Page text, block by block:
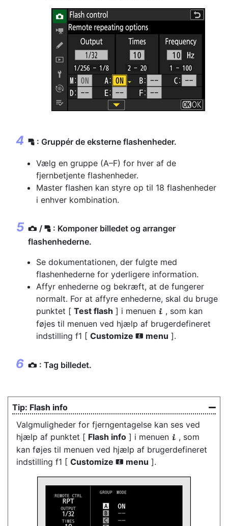
f : Gruppér de eksterne flashenheder.
Vælg en gruppe (A–F) for hver af de
fjernbetjente flashenheder.
Master flashen kan styre op til 18 flashenheder
i enhver kombination.
C / f : Komponer billedet og arranger
flashenhederne.
Se dokumentationen, der fulgte med
flashenhederne for yderligere information.
Affyr enhederne og bekræft, at de fungerer
normalt. For at affyre enhederne, skal du bruge
punktet [ Test flash ] i menuen i , som kan
føjes til menuen ved hjælp af brugerdefineret
indstilling f1 [ Customize i menu ].
C : Tag billedet.
Flash info
Valgmuligheder for fjerngentagelse kan ses ved
hjælp af punktet [ Flash info ] i menuen i , som
kan føjes til menuen ved hjælp af brugerdefineret
indstilling f1 [ Customize i menu ].